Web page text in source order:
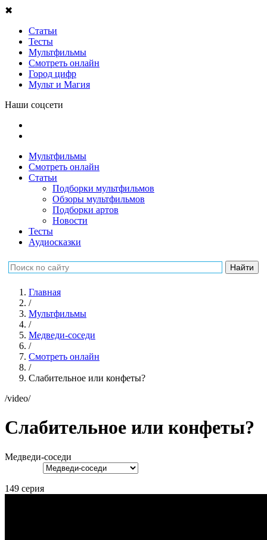
✖
Статьи
Тесты
Мультфильмы
Смотреть онлайн
Город цифр
Мульт и Магия
Наши соцсети
Мультфильмы
Смотреть онлайн
Статьи
Подборки мультфильмов
Обзоры мультфильмов
Подборки артов
Новости
Тесты
Аудиосказки
Главная
/
Мультфильмы
/
Медведи-соседи
/
Смотреть онлайн
/
Слабительное или конфеты?
/video/
Слабительное или конфеты?
Медведи-соседи
149 серия